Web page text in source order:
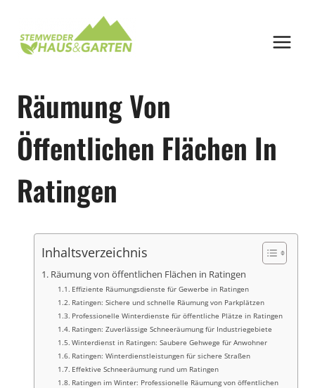
springen
Räumung Von
Öffentlichen Flächen In
Ratingen
Inhaltsverzeichnis
Räumung von öffentlichen Flächen in Ratingen
Effiziente Räumungsdienste für Gewerbe in Ratingen
Ratingen: Sichere und schnelle Räumung von Parkplätzen
Professionelle Winterdienste für öffentliche Plätze in Ratingen
Ratingen: Zuverlässige Schneeräumung für Industriegebiete
Winterdienst in Ratingen: Saubere Gehwege für Anwohner
Ratingen: Winterdienstleistungen für sichere Straßen
Effektive Schneeräumung rund um Ratingen
Ratingen im Winter: Professionelle Räumung von öffentlichen